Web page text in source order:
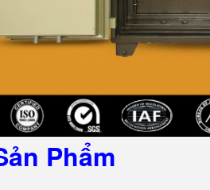
Phẩm